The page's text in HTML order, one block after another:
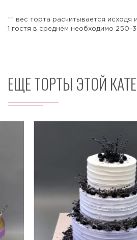
* *
вес торта расчитывается исходя
1 гостя в среднем необходимо 250-
ЕЩЕ ТОРТЫ ЭТОЙ